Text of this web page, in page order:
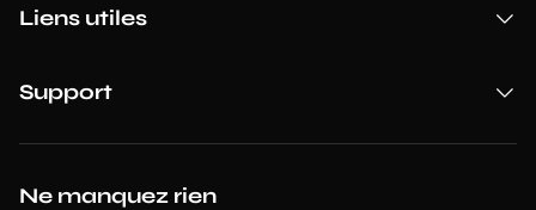
Ne manquez rien
Liens utiles
Support